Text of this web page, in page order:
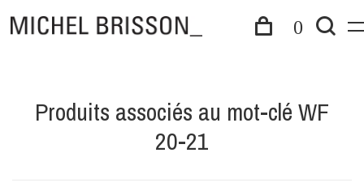
0
Produits associés au mot-clé WF
20-21